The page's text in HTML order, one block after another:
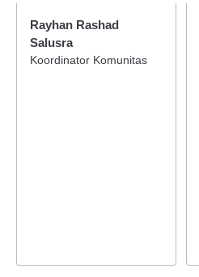
Rayhan Rashad
Salusra
Koordinator Komunitas